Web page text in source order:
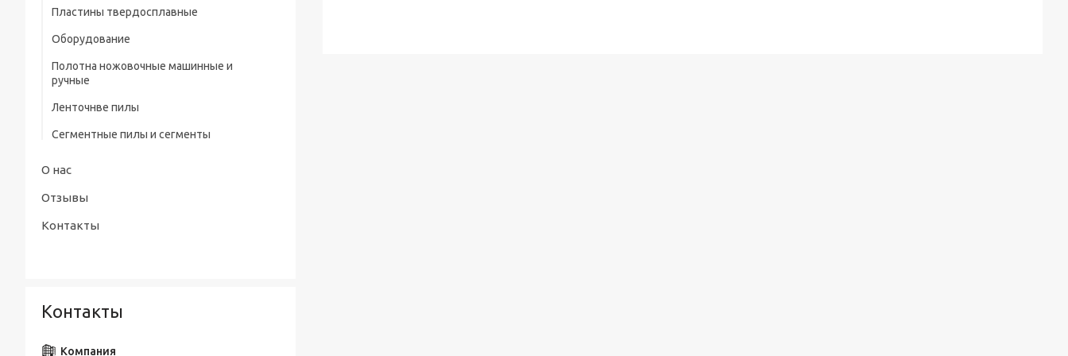
предохранительного конуса (тип А)
Сверла центровочные Р6М5 с
предохранительным конусом (тип В)
радиусные (тип R)
ШЦЦ-III ГОСТ 166-89
Пластины твердосплавные
Оборудование
Полотна ножовочные машинные и
ручные
Ленточнве пилы
Сегментные пилы и сегменты
О нас
Отзывы
Контакты
Контакты